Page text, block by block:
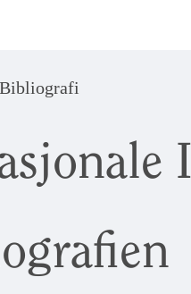
Bibliografi